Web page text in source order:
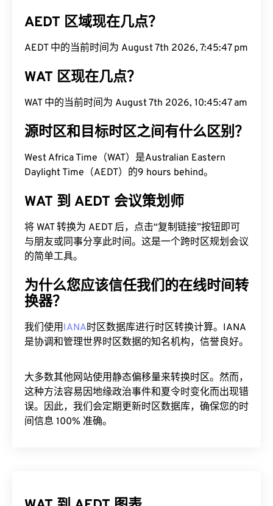
AEDT 区域现在几点？
AEDT 中的当前时间为 August 7th 2026, 7:45:48
WAT 区现在几点？
am
源时区和目标时区之间有什么区别？
Daylight Time（AEDT）的9 hours behind。
WAT 到 AEDT 会议策划师
将 WAT 转换为 AEDT 后，点击“复制链接”按钮即可
的简单工具。
换器？
是协调和管理世界时区数据的知名机构，信誉良好。
大多数其他网站使用静态偏移量来转换时区。然而，
这种方法容易因地缘政治事件和夏令时变化而出现错